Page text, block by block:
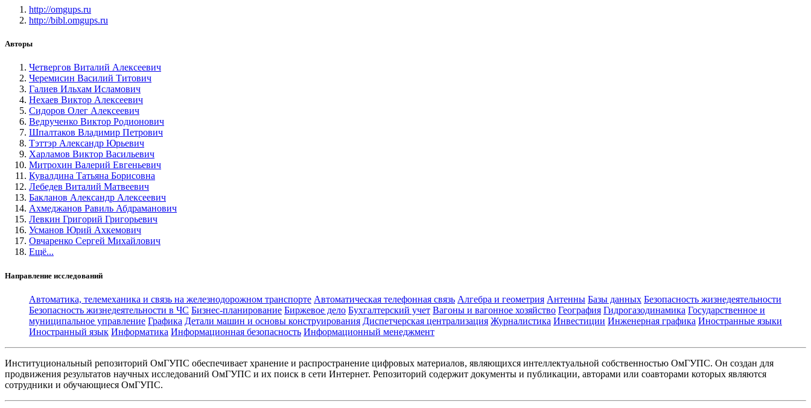
http://omgups.ru
http://bibl.omgups.ru
Авторы
Четвергов Виталий Алексеевич
Черемисин Василий Титович
Галиев Ильхам Исламович
Нехаев Виктор Алексеевич
Сидоров Олег Алексеевич
Ведрученко Виктор Родионович
Шпалтаков Владимир Петрович
Тэттэр Александр Юрьевич
Харламов Виктор Васильевич
Митрохин Валерий Евгеньевич
Кувалдина Татьяна Борисовна
Лебедев Виталий Матвеевич
Бакланов Александр Алексеевич
Ахмеджанов Равиль Абдраманович
Левкин Григорий Григорьевич
Усманов Юрий Ахкемович
Овчаренко Сергей Михайлович
Ещё...
Направление исследований
Автоматика, телемеханика и связь на железнодорожном транспорте Автоматическая телефонная связь Алгебра и геометрия Антенны Базы данных Безопасность жизнедеятельности
Безопасность жизнедеятельности в ЧС Бизнес-планирование Биржевое дело Бухгалтерский учет Вагоны и вагонное хозяйство География Гидрогазодинамика Государственное и
муниципальное управление Графика Детали машин и основы конструирования Диспетчерская централизация Журналистика Инвестиции Инженерная графика Иностранные языки
Иностранный язык Информатика Информационная безопасность Информационный менеджмент
Институциональный репозиторий ОмГУПС обеспечивает хранение и распространение цифровых материалов, являющихся интеллектуальной собственностью ОмГУПС. Он создан для
продвижения результатов научных исследований ОмГУПС и их поиск в сети Интернет. Репозиторий содержит документы и публикации, авторами или соавторами которых являются
сотрудники и обучающиеся ОмГУПС.